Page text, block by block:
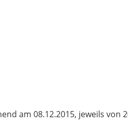
am 08.12.2015, jeweils von